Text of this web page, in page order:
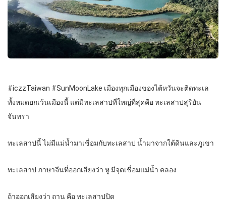
#iczzTaiwan #SunMoonLake เมืองทุกเมืองของไต้หวันจะติดทะเล
ทั้งหมดยกเว้นเมืองนี้ แต่มีทะเลสาปที่ใหญ่ที่สุดคือ ทะเลสาปสุริยัน
จันทรา
ทะเลสาปนี้ ไม่มีแม่น้ำมาเชื่อมกับทะเลสาป น้ำมาจากใต้ดินและภูเขา
ทะเลสาป ภาษาจีนที่ออกเสียงว่า หู มีจุดเชื่อมแม่น้ำ คลอง
ถ้าออกเสียงว่า ถาน คือ ทะเลสาปปิด